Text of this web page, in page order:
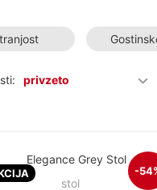
privzeto
-
stol